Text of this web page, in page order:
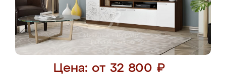
Цена: от 32 800 ₽